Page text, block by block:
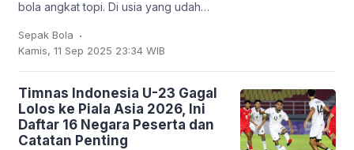
bola angkat topi. Di usia yang udah
mencatatkan sejarah baru: untuk
pertama
Sepak Bola .
Kamis, 11 Sep 2025 23:34 WIB
Timnas Indonesia U-23 Gagal
Lolos ke Piala Asia 2026, Ini
Daftar 16 Negara Peserta dan
Catatan Penting